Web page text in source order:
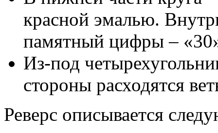
красной эмалью.
памятный цифры –
Из-под
стороны расходятся
Реверс описывается